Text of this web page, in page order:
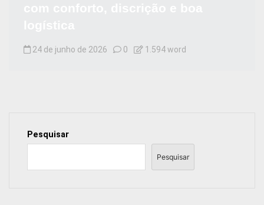
24 de junho de 2026 0 1.594 word
Pesquisar
Pesquisar